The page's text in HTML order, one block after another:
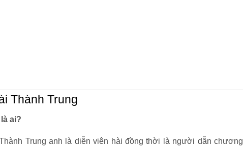
Thành Trung
ai?
Trung anh là diễn viên hài đồng thời là người dẫn chương